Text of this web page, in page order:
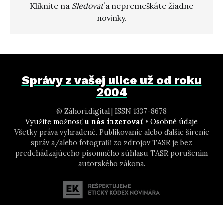
Kliknite na Sledovaťa nepremeškáte žiadne
novinky.
Správy z vašej ulice už od roku
2004
@ Záhori.digital | ISSN 1337-8678
Využite možnosť u nás inzerovať • Osobné údaje
Všetky práva vyhradené. Publikovanie alebo ďalšie šírenie
správ a/alebo fotografií zo zdrojov TASR je bez
predchádzajúceho písomného súhlasu TASR porušením
autorského zákona.